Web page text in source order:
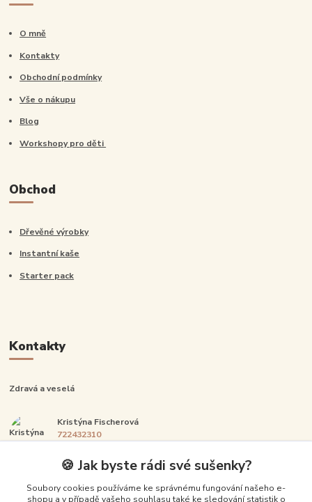
O mně
Kontakty
Obchodní podmínky
Vše o nákupu
Blog
Workshopy pro děti
Obchod
Dřevěné výrobky
Instantní kaše
Starter pack
Kontakty
Zdravá a veselá
Kristýna Fischerová
722432310
info@zdravaavesela.cz
🍪 Jak byste rádi své sušenky?
Soubory cookies používáme ke správnému fungování našeho e-
shopu a v případě vašeho souhlasu také ke sledování statistik o